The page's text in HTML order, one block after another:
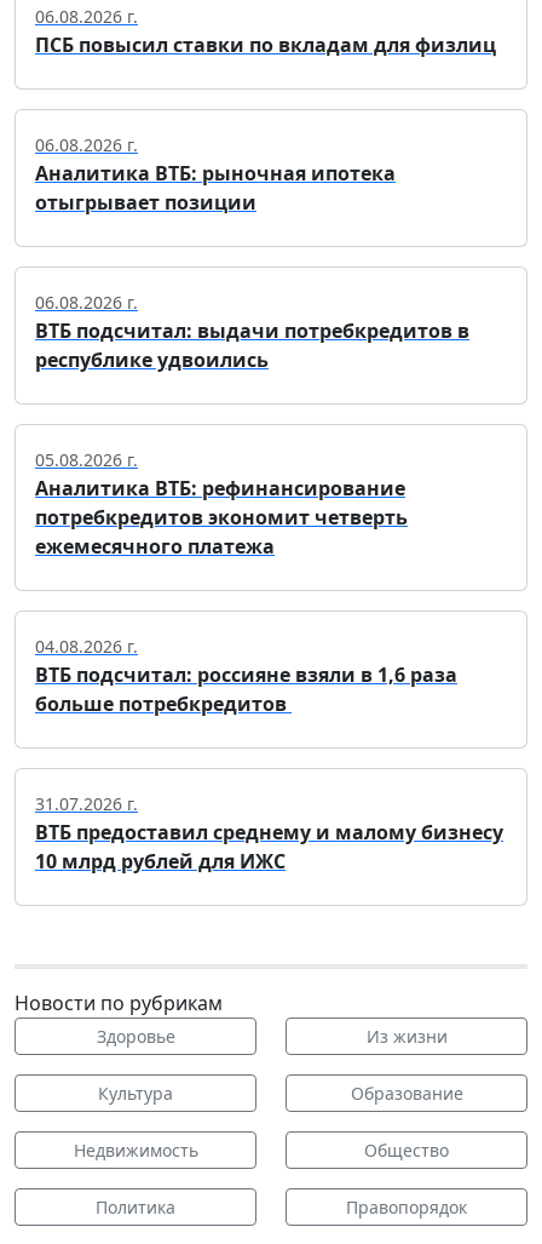
06.08.2026 г.
ПСБ повысил ставки по вкладам для физлиц
06.08.2026 г.
Аналитика ВТБ: рыночная ипотека
отыгрывает позиции
06.08.2026 г.
ВТБ подсчитал: выдачи потребкредитов в
республике удвоились
05.08.2026 г.
Аналитика ВТБ: рефинансирование
потребкредитов экономит четверть
ежемесячного платежа
04.08.2026 г.
ВТБ подсчитал: россияне взяли в 1,6 раза
больше потребкредитов
31.07.2026 г.
ВТБ предоставил среднему и малому бизнесу
10 млрд рублей для ИЖС
Новости по рубрикам
Здоровье Из жизни
Культура Образование
Недвижимость Общество
Политика Правопорядок